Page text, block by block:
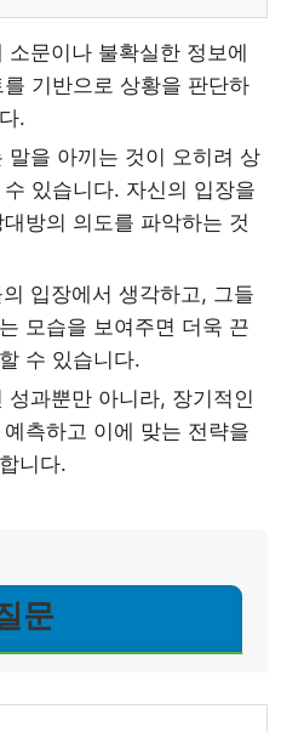
소문이나 불확실한 정보에
기반으로 상황을 판단하
.
말을 아끼는 것이 오히려 상
있습니다. 자신의 입장을
방의 의도를 파악하는 것
입장에서 생각하고, 그들
모습을 보여주면 더욱 끈
수 있습니다.
성과뿐만 아니라, 장기적인
측하고 이에 맞는 전략을
니다.
문